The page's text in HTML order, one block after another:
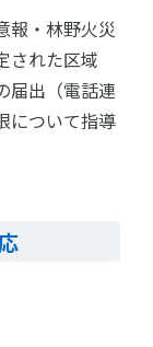
報・林野火災
された区域
届出（電話連
について指導